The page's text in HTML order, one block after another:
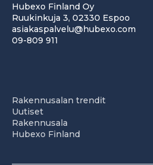
Hubexo Finland Oy
Ruukinkuja 3, 02330 Espoo
asiakaspalvelu@hubexo.com
09-809 911
Rakennusalan trendit
Uutiset
Rakennusala
Hubexo Finland